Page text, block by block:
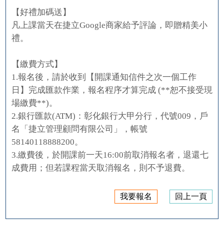
【好禮加碼送】
凡上課當天在捷立Google商家給予評論，即贈精美小
禮。
【繳費方式】
1.報名後，請於收到【開課通知信件之次一個工作
日】完成匯款作業，報名程序才算完成 (**恕不接受現
場繳費**)。
2.銀行匯款(ATM)：彰化銀行大甲分行，代號009，戶
名「捷立管理顧問有限公司」，帳號
58140118888200。
3.繳費後，於開課前一天16:00前取消報名者，退還七
成費用；但若課程當天取消報名，則不予退費。
我要報名 回上一頁